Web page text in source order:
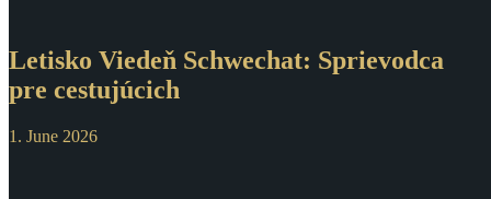
Letisko Viedeň Schwechat: Sprievodca
pre cestujúcich
1. June 2026